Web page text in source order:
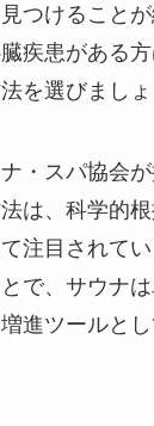
つけることが
疾患がある
を選びましょ
・スパ協会
は、科学的
注目されて
で、サウナ
進ツールと